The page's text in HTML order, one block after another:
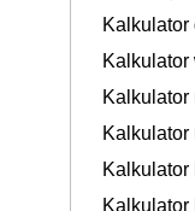
Kalkulator
Kalkulator
Kalkulator
Kalkulator
Kalkulator